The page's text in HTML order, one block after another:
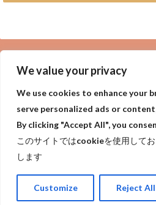
We value your privacy
We use cookies to enhance your
serve personalized ads or
By clicking "Accept All", you
このサイトではcookieを使用して
します
Customize Reject All
privacy policy Purpose of site
プライバシーポリシー
Copyright©今日は何の日?世界一詳しい今
Rights